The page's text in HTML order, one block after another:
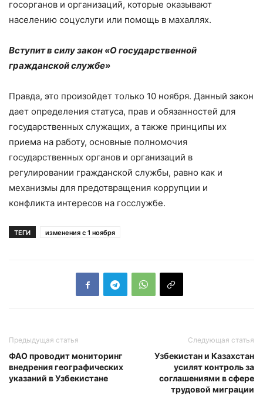
госорганов и организаций, которые оказывают
населению соцуслуги или помощь в махаллях.
Вступит в силу закон «О государственной
гражданской службе»
Правда, это произойдет только 10 ноября. Данный закон
дает определения статуса, прав и обязанностей для
государственных служащих, а также принципы их
приема на работу, основные полномочия
государственных органов и организаций в
регулировании гражданской службы, равно как и
механизмы для предотвращения коррупции и
конфликта интересов на госслужбе.
ТЕГИ изменения с 1 ноября
Предыдущая статья
ФАО проводит мониторинг
внедрения географических
указаний в Узбекистане
Следующая статья
Узбекистан и Казахстан
усилят контроль за
соглашениями в сфере
трудовой миграции